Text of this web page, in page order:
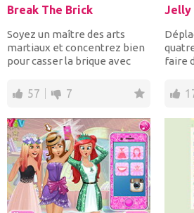
Break The Brick
Soyez un maître des arts
martiaux et concentrez bien
pour casser la brique avec
57 7
Jelly
faire